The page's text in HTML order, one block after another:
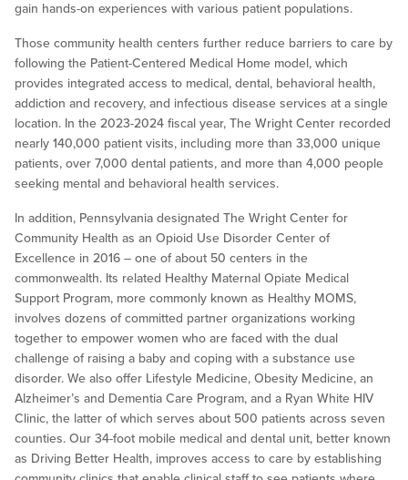
gain hands-on experiences with various patient populations.
Those community health centers further reduce barriers to care by
following the Patient-Centered Medical Home model, which
provides integrated access to medical, dental, behavioral health,
addiction and recovery, and infectious disease services at a single
location. In the 2023-2024 fiscal year, The Wright Center recorded
nearly 140,000 patient visits, including more than 33,000 unique
patients, over 7,000 dental patients, and more than 4,000 people
seeking mental and behavioral health services.
In addition, Pennsylvania designated The Wright Center for
Community Health as an Opioid Use Disorder Center of
Excellence in 2016 – one of about 50 centers in the
commonwealth. Its related Healthy Maternal Opiate Medical
Support Program, more commonly known as Healthy MOMS,
involves dozens of committed partner organizations working
together to empower women who are faced with the dual
challenge of raising a baby and coping with a substance use
disorder. We also offer Lifestyle Medicine, Obesity Medicine, an
Alzheimer’s and Dementia Care Program, and a Ryan White HIV
Clinic, the latter of which serves about 500 patients across seven
counties. Our 34-foot mobile medical and dental unit, better known
as Driving Better Health, improves access to care by establishing